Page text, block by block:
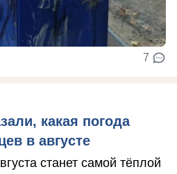
7
какая погода
в августе
станет самой тёплой